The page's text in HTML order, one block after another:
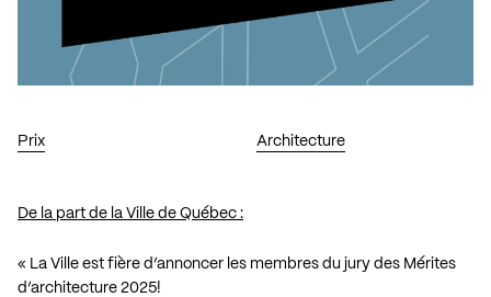
Prix Architecture
De la part de la Ville de Québec :
« La Ville est fière d’annoncer les membres du jury des Mérites
d’architecture 2025!